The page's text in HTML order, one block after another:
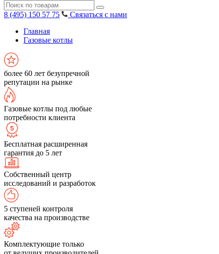
8 (495) 150 57 75
Связаться с нами
Главная
Газовые котлы
более 60 лет безупречной
репутации на рынке
Газовые котлы под любые
потребности клиента
Бесплатная расширенная
гарантия до 5 лет
Собственный центр
исследований и разработок
5 ступеней контроля
качества на производстве
Комплектующие только